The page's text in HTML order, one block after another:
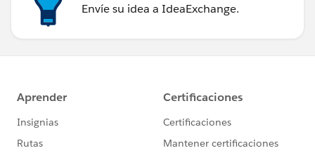
Envíe su idea a IdeaExchange.